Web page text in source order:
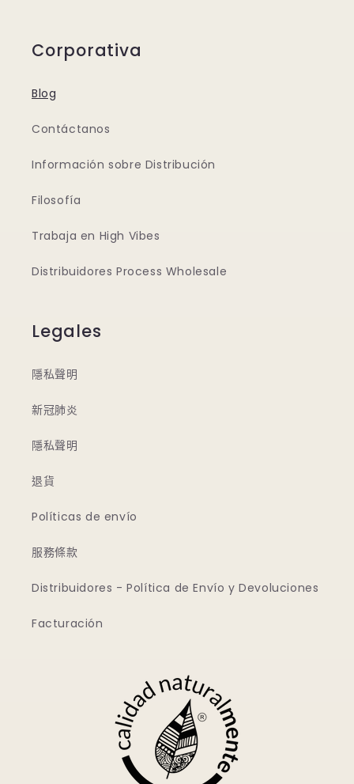
Corporativa
Blog
Contáctanos
Información sobre Distribución
Filosofía
Trabaja en High Vibes
Distribuidores Process Wholesale
Legales
隱私聲明
新冠肺炎
隱私聲明
退貨
Políticas de envío
服務條款
Distribuidores - Política de Envío y Devoluciones
Facturación